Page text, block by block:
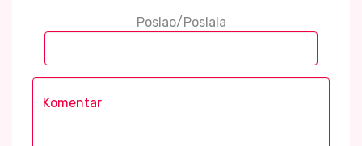
Poslao/Poslala